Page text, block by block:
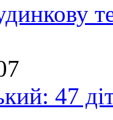
47